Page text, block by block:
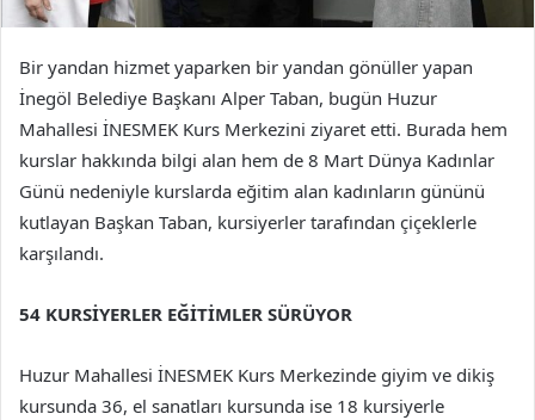
Bir yandan hizmet yaparken bir yandan gönüller yapan
İnegöl Belediye Başkanı Alper Taban, bugün Huzur
Mahallesi İNESMEK Kurs Merkezini ziyaret etti. Burada hem
kurslar hakkında bilgi alan hem de 8 Mart Dünya Kadınlar
Günü nedeniyle kurslarda eğitim alan kadınların gününü
kutlayan Başkan Taban, kursiyerler tarafından çiçeklerle
karşılandı.
54 KURSİYERLER EĞİTİMLER SÜRÜYOR
Huzur Mahallesi İNESMEK Kurs Merkezinde giyim ve dikiş
kursunda 36, el sanatları kursunda ise 18 kursiyerle